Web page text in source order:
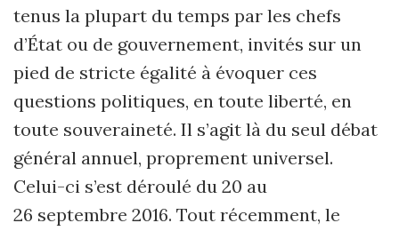
tenus la plupart du temps par les chefs
d’État ou de gouvernement, invités sur un
pied de stricte égalité à évoquer ces
questions politiques, en toute liberté, en
toute souveraineté. Il s’agit là du seul débat
général annuel, proprement universel.
Celui-ci s’est déroulé du 20 au
26 septembre 2016. Tout récemment, le